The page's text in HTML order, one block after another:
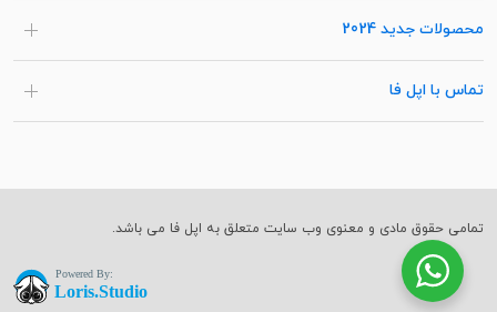
محصولات جدید 2024
تماس با اپل فا
تمامی حقوق مادی و معنوی وب سایت متعلق به اپل فا می باشد.